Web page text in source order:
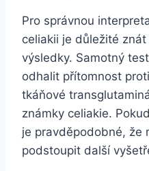
Pro správnou
celiakii je důležité
výsledky. Samotný
odhalit přítomnost
tkáňové
známky celiakie.
je pravděpodobné, že
podstoupit další